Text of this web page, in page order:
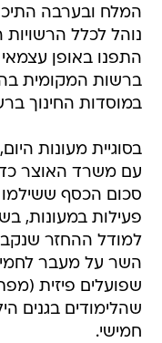
המלח ובערבה
נוהל לכלל
התפנו באופן
ברשות המקומית
במוסדות החינוך
בסוגיית מעונות
עם משרד האוצר
סכום הכסף ששילמו
פעילות במעונות,
למודל ההחזר
השר על מעבר
שפועלים פיזית
שהלימודים בגנים
חמישי.